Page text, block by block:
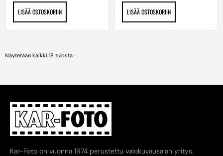
LISÄÄ OSTOSKORIIN LISÄÄ OSTOSKORIIN
Näytetään kaikki 18 tulosta
Kar-Foto on vuonna 1974 perustettu valokuvausalan yritys.